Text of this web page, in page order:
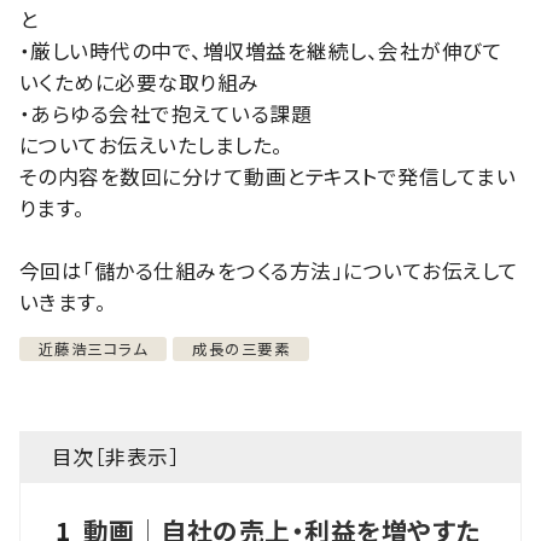
と
・厳しい時代の中で、増収増益を継続し、会社が伸びて
いくために必要な取り組み
・あらゆる会社で抱えている課題
についてお伝えいたしました。
その内容を数回に分けて動画とテキストで発信してまい
ります。
今回は「儲かる仕組みをつくる方法」についてお伝えして
いきます。
近藤浩三コラム 成長の三要素
目次［非表示］
1 動画│自社の売上・利益を増やすた